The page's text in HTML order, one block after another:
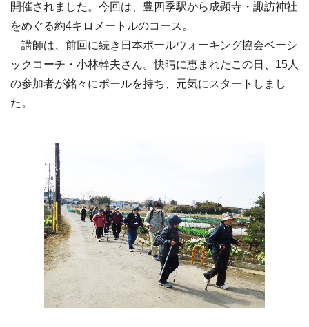
開催されました。今回は、豊四季駅から成顕寺・諏訪神社
をめぐる約4キロメートルのコース。
講師は、前回に続き日本ポールウォーキング協会ベーシ
ックコーチ・小林幹夫さん。快晴に恵まれたこの日、15人
の参加者が銘々にポールを持ち、元気にスタートしまし
た。